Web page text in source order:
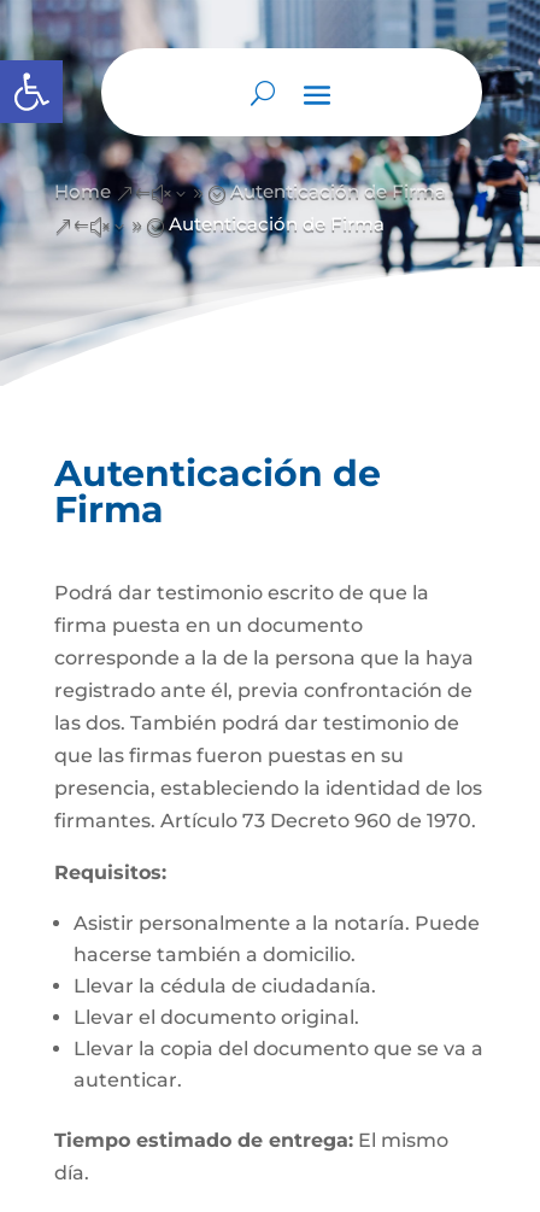
Abrir barra de herramientas
Home &#x39; Autenticación de Firma
&#x39; Autenticación de Firma
Autenticación de
Firma
Podrá dar testimonio escrito de que la
firma puesta en un documento
corresponde a la de la persona que la haya
registrado ante él, previa confrontación de
las dos. También podrá dar testimonio de
que las firmas fueron puestas en su
presencia, estableciendo la identidad de los
firmantes. Artículo 73 Decreto 960 de 1970.
Requisitos:
Asistir personalmente a la notaría. Puede
hacerse también a domicilio.
Llevar la cédula de ciudadanía.
Llevar el documento original.
Llevar la copia del documento que se va a
autenticar.
Tiempo estimado de entrega:El mismo
día.